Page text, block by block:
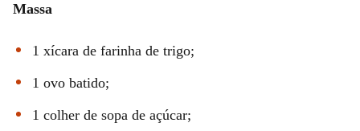
Massa
1 xícara de farinha de trigo;
1 ovo batido;
1 colher de sopa de açúcar;